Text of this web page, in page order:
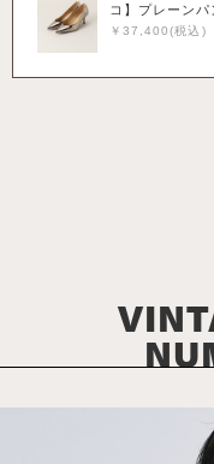
コ】プレーンパ
￥37,400(税込)